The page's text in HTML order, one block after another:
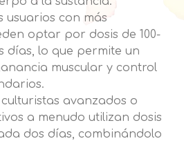
usuarios con más
optar por dosis de 100-
días, lo que permite un
muscular y control
culturistas avanzados o
a menudo utilizan dosis
dos días, combinándolo